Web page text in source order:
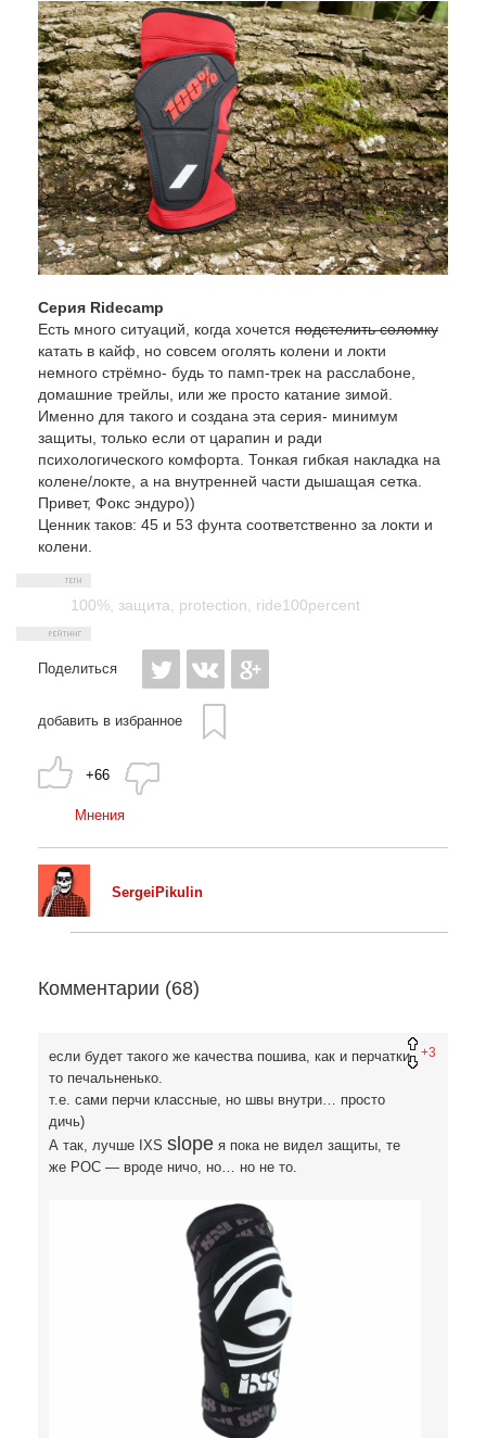
Серия Ridecamp
Есть много ситуаций, когда хочется подстелить соломку
катать в кайф, но совсем оголять колени и локти
немного стрёмно- будь то памп-трек на расслабоне,
домашние трейлы, или же просто катание зимой.
Именно для такого и создана эта серия- минимум
защиты, только если от царапин и ради
психологического комфорта. Тонкая гибкая накладка на
колене/локте, а на внутренней части дышащая сетка.
Привет, Фокс эндуро))
Ценник таков: 45 и 53 фунта соответственно за локти и
колени.
100% защита protection ride100percent
Поделиться
добавить в избранное
+66
Мнения
SergeiPikulin
Комментарии (68)
+3
если будет такого же качества пошива, как и перчатки,
то печальненько.
т.е. сами перчи классные, но швы внутри… просто
дичь)
А так, лучше IXS slope я пока не видел защиты, те
же POC — вроде ничо, но… но не то.